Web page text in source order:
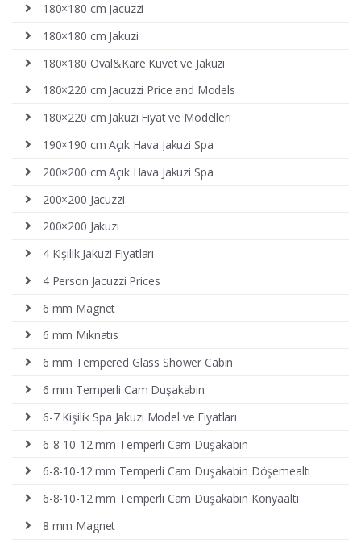
180×180 cm Jacuzzi
180×180 cm Jakuzi
180×180 Oval&Kare Küvet ve Jakuzi
180×220 cm Jacuzzi Price and Models
180×220 cm Jakuzi Fiyat ve Modelleri
190×190 cm Açık Hava Jakuzi Spa
200×200 cm Açık Hava Jakuzi Spa
200×200 Jacuzzi
200×200 Jakuzi
4 Kişilik Jakuzi Fiyatları
4 Person Jacuzzi Prices
6 mm Magnet
6 mm Mıknatıs
6 mm Tempered Glass Shower Cabin
6 mm Temperli Cam Duşakabin
6-7 Kişilik Spa Jakuzi Model ve Fiyatları
6-8-10-12 mm Temperli Cam Duşakabin
6-8-10-12 mm Temperli Cam Duşakabin Döşemealtı
6-8-10-12 mm Temperli Cam Duşakabin Konyaaltı
8 mm Magnet